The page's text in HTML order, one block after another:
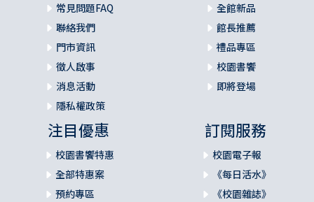
常見問題FAQ
聯絡我們
門市資訊
徵人啟事
消息活動
隱私權政策
全館新品
館長推薦
禮品專區
校園書饗
即將登場
注目優惠
校園書饗特惠
全部特惠案
預約專區
訂閱服務
校園電子報
《每日活水》
《校園雜誌》